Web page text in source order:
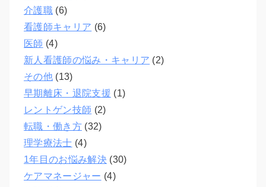
介護職(6)
看護師キャリア (6)
医師 (4)
新人看護師の悩み・キャリア (2)
その他(13)
早期離床・退院支援 (1)
レントゲン技師 (2)
転職・働き方(32)
理学療法士 (4)
1年目のお悩み解決(30)
ケアマネージャー (4)